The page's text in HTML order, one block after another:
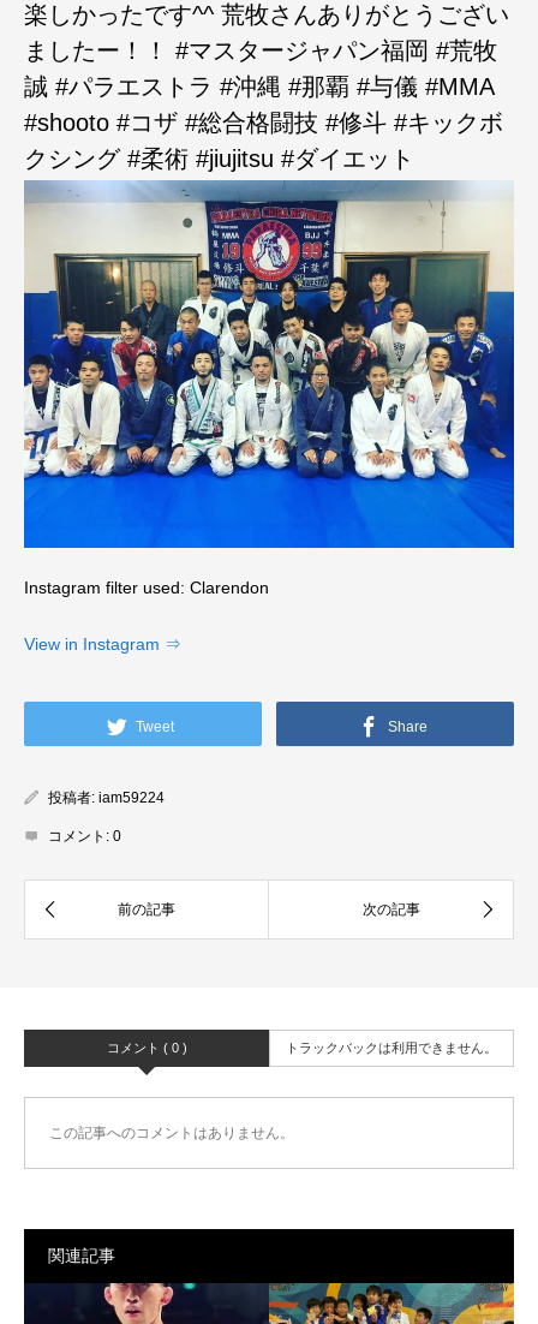
楽しかったです^^ 荒牧さんありがとうござい
ましたー！！ #マスタージャパン福岡 #荒牧
誠 #パラエストラ #沖縄 #那覇 #与儀 #MMA
#shooto #コザ #総合格闘技 #修斗 #キックボ
クシング #柔術 #jiujitsu #ダイエット
Instagram filter used: Clarendon
View in Instagram ⇒
Tweet Share
投稿者: iam59224
コメント: 0
コメント ( 0 ) トラックバックは利用できません。
この記事へのコメントはありません。
関連記事